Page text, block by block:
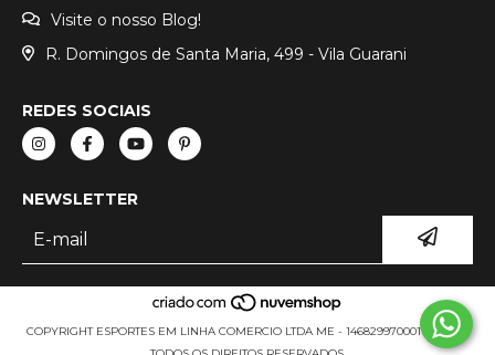
Visite o nosso Blog!
R. Domingos de Santa Maria, 499 - Vila Guarani
REDES SOCIAIS
NEWSLETTER
COPYRIGHT ESPORTES EM LINHA COMERCIO LTDA ME - 14682997000111 - 2026.